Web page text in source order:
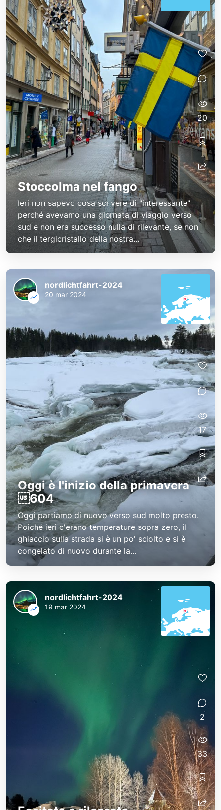
Stoccolma nel fango
Ieri non sapevo cosa scrivere di "interessante"
perché avevamo una giornata di viaggio verso
sud e non era successo nulla di rilevante, se non
che il tergicristallo della nostra...
20
Oggi è l'inizio della primavera
604
Oggi partiamo di nuovo verso sud molto presto.
Poiché ieri c'erano temperature sopra zero, il
ghiaccio sulla strada si è un po' sciolto e si è
congelato di nuovo durante la...
nordlichtfahrt-2024
20 mar 2024
17
nordlichtfahrt-2024
19 mar 2024
2
33